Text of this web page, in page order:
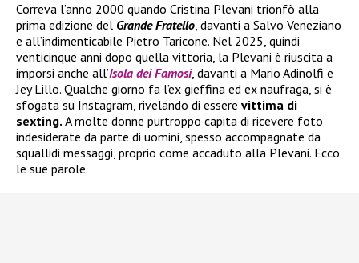
Correva l’anno 2000 quando Cristina Plevani trionfò alla
prima edizione del Grande Fratello, davanti a Salvo Veneziano
e all’indimenticabile Pietro Taricone. Nel 2025, quindi
venticinque anni dopo quella vittoria, la Plevani è riuscita a
imporsi anche all’Isola dei Famosi, davanti a Mario Adinolfi e
Jey Lillo. Qualche giorno fa l’ex gieffina ed ex naufraga, si è
sfogata su Instagram, rivelando di essere vittima di
sexting. A molte donne purtroppo capita di ricevere foto
indesiderate da parte di uomini, spesso accompagnate da
squallidi messaggi, proprio come accaduto alla Plevani. Ecco
le sue parole.